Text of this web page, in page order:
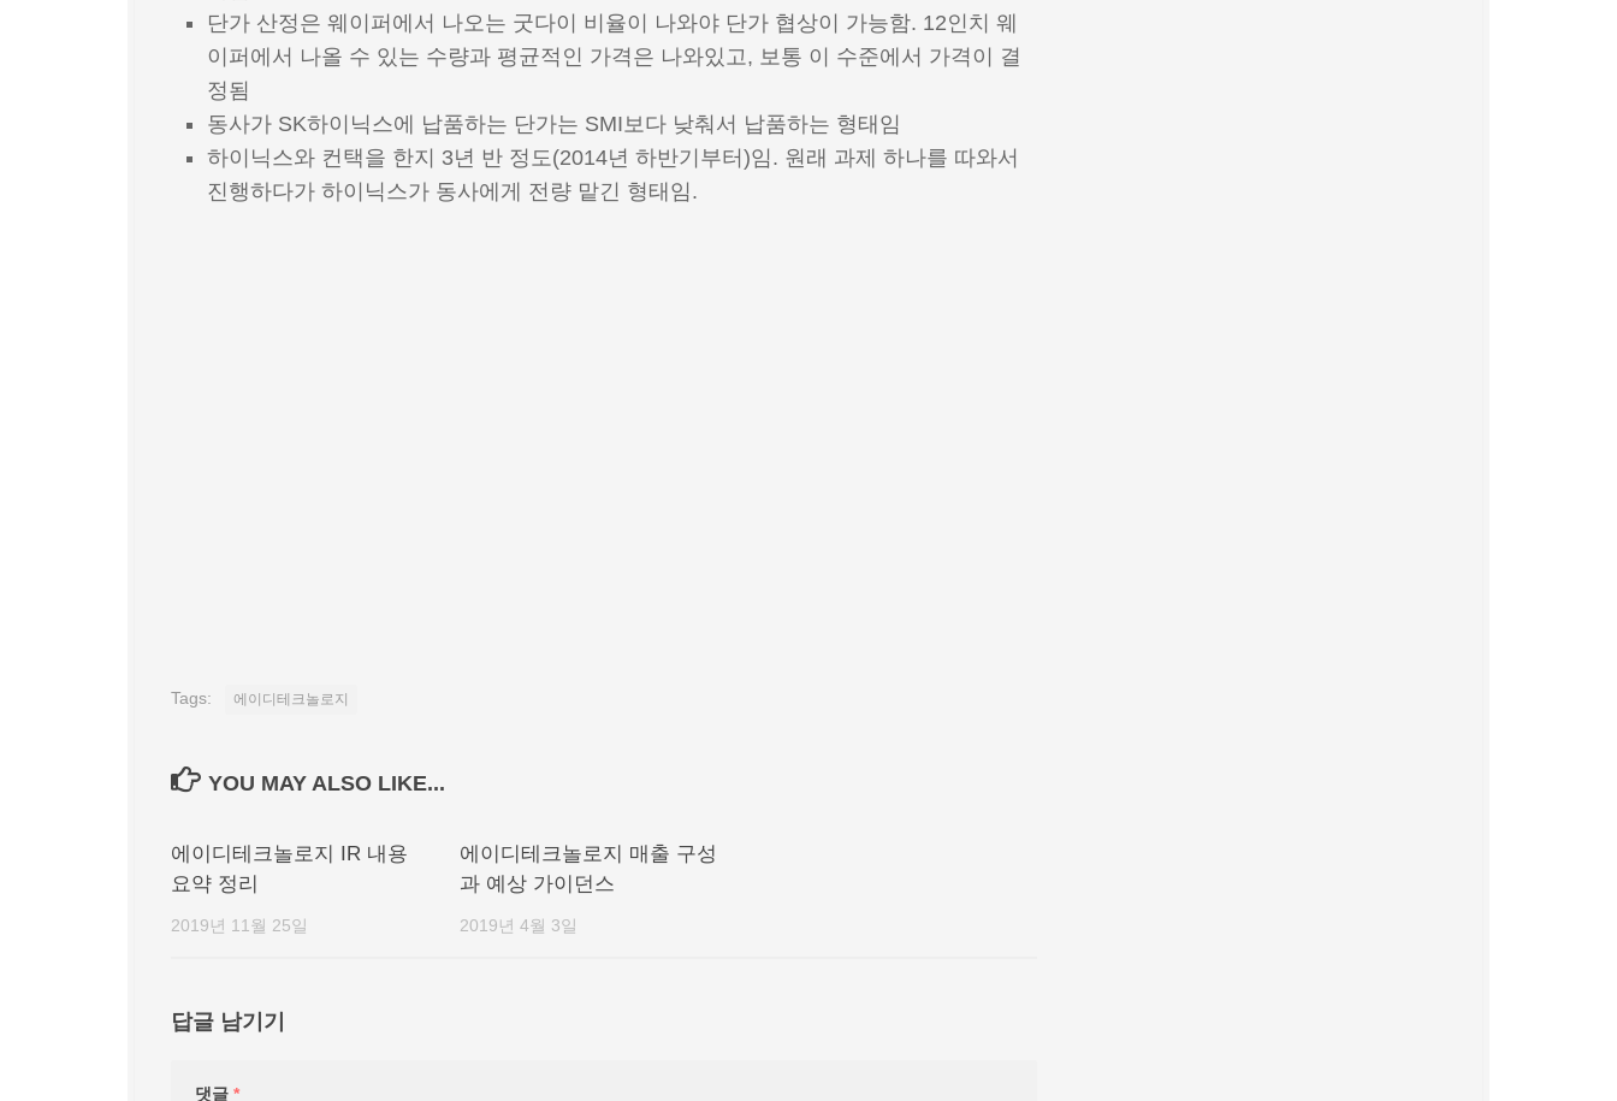
단가 산정은 웨이퍼에서 나오는 굿다이 비율이 나와야 단가 협상이 가능함. 12인치 웨
이퍼에서 나올 수 있는 수량과 평균적인 가격은 나와있고, 보통 이 수준에서 가격이 결
정됨
동사가 SK하이닉스에 납품하는 단가는 SMI보다 낮춰서 납품하는 형태임
하이닉스와 컨택을 한지 3년 반 정도(2014년 하반기부터)임. 원래 과제 하나를 따와서
진행하다가 하이닉스가 동사에게 전량 맡긴 형태임.
Tags: 에이디테크놀로지
YOU MAY ALSO LIKE...
에이디테크놀로지 IR 내용
요약 정리
2019년 11월 25일
에이디테크놀로지 매출 구성
과 예상 가이던스
2019년 4월 3일
답글 남기기
댓글 *